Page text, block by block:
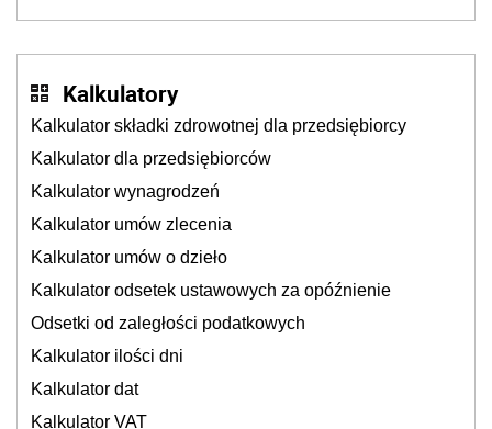
Kalkulatory
Kalkulator składki zdrowotnej dla przedsiębiorcy
Kalkulator dla przedsiębiorców
Kalkulator wynagrodzeń
Kalkulator umów zlecenia
Kalkulator umów o dzieło
Kalkulator odsetek ustawowych za opóźnienie
Odsetki od zaległości podatkowych
Kalkulator ilości dni
Kalkulator dat
Kalkulator VAT